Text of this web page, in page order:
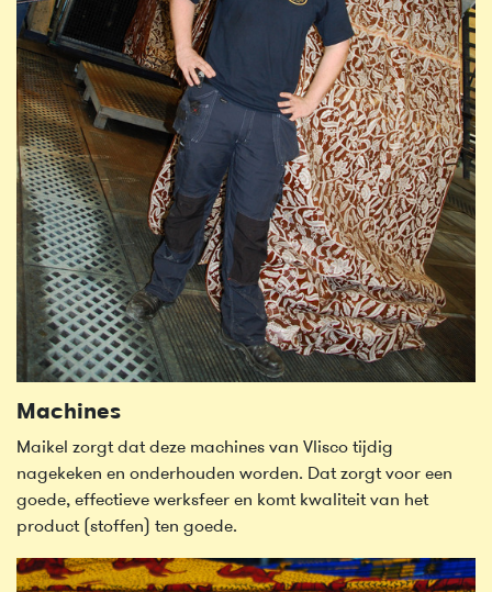
Machines
Maikel zorgt dat deze machines van Vlisco tijdig
nagekeken en onderhouden worden. Dat zorgt voor een
goede, effectieve werksfeer en komt kwaliteit van het
product (stoffen) ten goede.